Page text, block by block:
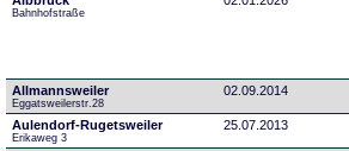
Bahnhofstraße
Allmannsweiler
Eggatsweilerstr.28
02.09.2014
Aulendorf-Rugetsweiler
Erikaweg 3
25.07.2013